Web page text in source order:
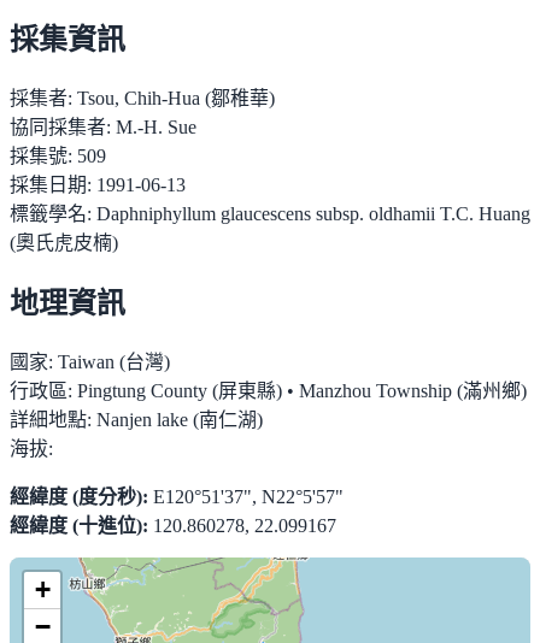
採集資訊
採集者: Tsou, Chih-Hua (鄒稚華)
協同採集者: M.-H. Sue
採集號: 509
採集日期: 1991-06-13
標籤學名: Daphniphyllum glaucescens subsp. oldhamii T.C. Huang
(奧氏虎皮楠)
地理資訊
國家: Taiwan (台灣)
行政區: Pingtung County (屏東縣) • Manzhou Township (滿州鄉)
詳細地點: Nanjen lake (南仁湖)
海拔:
經緯度 (度分秒): E120°51'37", N22°5'57"
經緯度 (十進位): 120.860278, 22.099167
+
−